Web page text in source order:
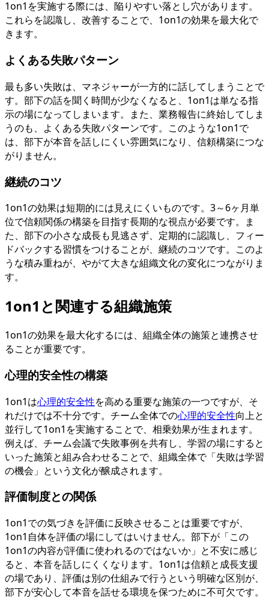
1on1を実施する際には、陥りやすい落とし穴があります。
これらを認識し、改善することで、1on1の効果を最大化で
きます。
よくある失敗パターン
最も多い失敗は、マネジャーが一方的に話してしまうことで
す。部下の話を聞く時間が少なくなると、1on1は単なる指
示の場になってしまいます。また、業務報告に終始してしま
うのも、よくある失敗パターンです。このような1on1で
は、部下が本音を話しにくい雰囲気になり、信頼構築につな
がりません。
継続のコツ
1on1の効果は短期的には見えにくいものです。3～6ヶ月単
位で信頼関係の構築を目指す長期的な視点が必要です。ま
た、部下の小さな成長も見逃さず、定期的に認識し、フィー
ドバックする習慣をつけることが、継続のコツです。このよ
うな積み重ねが、やがて大きな組織文化の変化につながりま
す。
1on1と関連する組織施策
1on1の効果を最大化するには、組織全体の施策と連携させ
ることが重要です。
心理的安全性の構築
1on1は心理的安全性を高める重要な施策の一つですが、そ
れだけでは不十分です。チーム全体での心理的安全性向上と
並行して1on1を実施することで、相乗効果が生まれます。
例えば、チーム会議で失敗事例を共有し、学習の場にすると
いった施策と組み合わせることで、組織全体で「失敗は学習
の機会」という文化が醸成されます。
評価制度との関係
1on1での気づきを評価に反映させることは重要ですが、
1on1自体を評価の場にしてはいけません。部下が「この
1on1の内容が評価に使われるのではないか」と不安に感じ
ると、本音を話しにくくなります。1on1は信頼と成長支援
の場であり、評価は別の仕組みで行うという明確な区別が、
部下が安心して本音を話せる環境を保つために不可欠です。